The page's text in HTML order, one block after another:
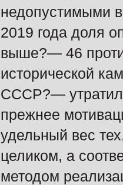
недопустимыми
2019 года доля
выше?— 46
исторической
СССР?— утратил
прежнее
удельный вес
целиком, а
методом